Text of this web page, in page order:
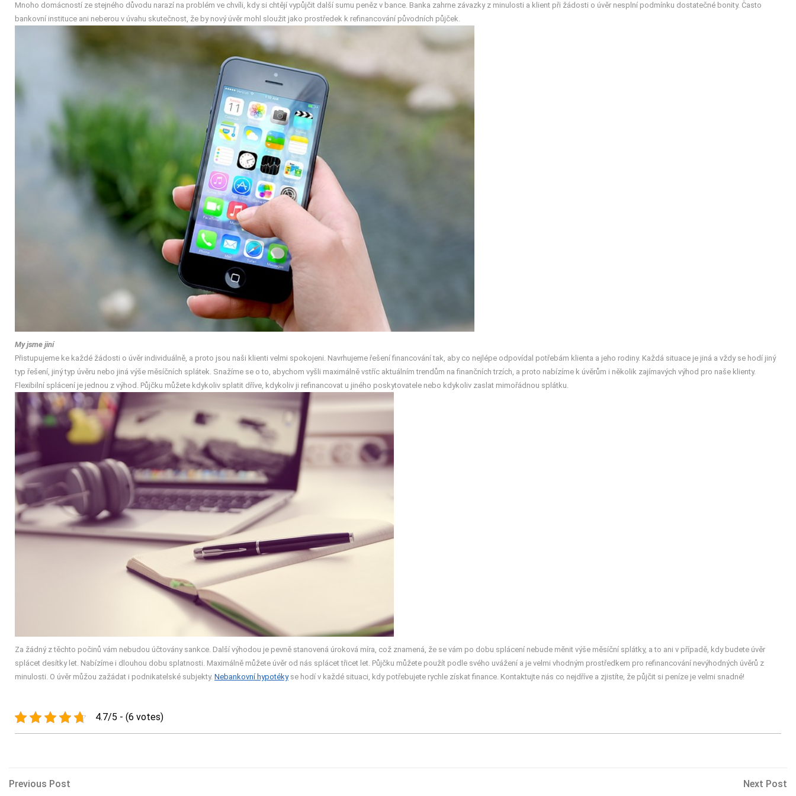
Mnoho domácností ze stejného důvodu narazí na problém ve chvíli, kdy si chtějí vypůjčit další sumu peněz v bance. Banka zahrne závazky z minulosti a klient při žádosti o úvěr nesplní podmínku dostatečné bonity. Často
bankovní instituce ani neberou v úvahu skutečnost, že by nový úvěr mohl sloužit jako prostředek k refinancování původních půjček.
My jsme jiní
Přistupujeme ke každé žádosti o úvěr individuálně, a proto jsou naši klienti velmi spokojeni. Navrhujeme řešení financování tak, aby co nejlépe odpovídal potřebám klienta a jeho rodiny. Každá situace je jiná a vždy se hodí jiný
typ řešení, jiný typ úvěru nebo jiná výše měsíčních splátek. Snažíme se o to, abychom vyšli maximálně vstříc aktuálním trendům na finančních trzích, a proto nabízíme k úvěrům i několik zajímavých výhod pro naše klienty.
Flexibilní splácení je jednou z výhod. Půjčku můžete kdykoliv splatit dříve, kdykoliv ji refinancovat u jiného poskytovatele nebo kdykoliv zaslat mimořádnou splátku.
Za žádný z těchto počinů vám nebudou účtovány sankce. Další výhodou je pevně stanovená úroková míra, což znamená, že se vám po dobu splácení nebude měnit výše měsíční splátky, a to ani v případě, kdy budete úvěr
splácet desítky let. Nabízíme i dlouhou dobu splatnosti. Maximálně můžete úvěr od nás splácet třicet let. Půjčku můžete použít podle svého uvážení a je velmi vhodným prostředkem pro refinancování nevýhodných úvěrů z
minulosti. O úvěr můžou zažádat i podnikatelské subjekty. Nebankovní hypotékyse hodí v každé situaci, kdy potřebujete rychle získat finance. Kontaktujte nás co nejdříve a zjistíte, že půjčit si peníze je velmi snadné!
4.7/5 - (6 votes)
Navigace
Previous
Previous Post Next Post